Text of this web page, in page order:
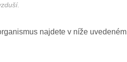
najdete v níže uvedeném